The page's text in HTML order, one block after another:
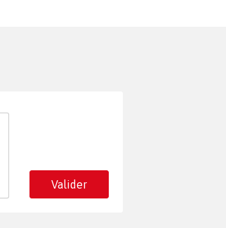
Valider